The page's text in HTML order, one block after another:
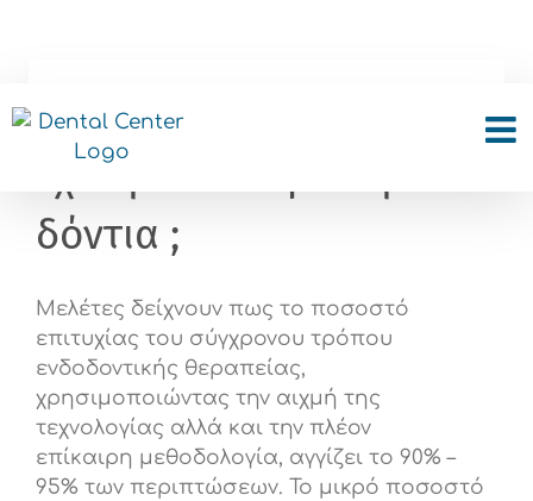
Τι ποσοστό επιτυχίας
έχει η απονεύρωση στα
δόντια ;
Μελέτες δείχνουν πως το ποσοστό
επιτυχίας του σύγχρονου τρόπου
ενδοδοντικής θεραπείας,
χρησιμοποιώντας την αιχμή της
τεχνολογίας αλλά και την πλέον
επίκαιρη μεθοδολογία, αγγίζει το 90% –
95% των περιπτώσεων. Το μικρό ποσοστό